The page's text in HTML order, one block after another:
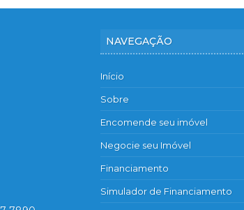
NAVEGAÇÃO
Início
Sobre
Encomende seu imóvel
Negocie seu Imóvel
Financiamento
Simulador de Financiamento